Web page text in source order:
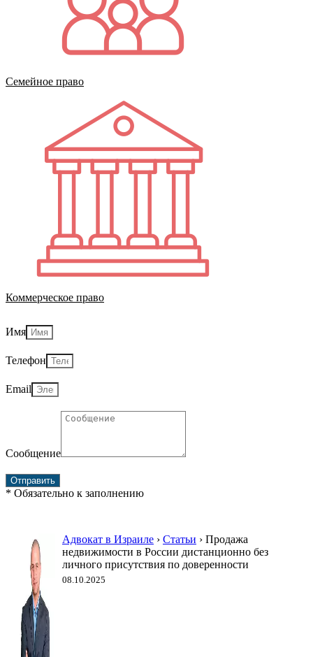
Семейное право
Коммерческое право
Имя
Телефон
Email
Сообщение
Отправить
* Обязательно к заполнению
Адвокат в Израиле › Статьи › Продажа
недвижимости в России дистанционно без
личного присутствия по доверенности
08.10.2025